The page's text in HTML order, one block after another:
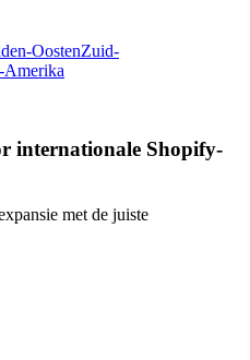
OostenZuid-
internationale Shopify-
met de juiste